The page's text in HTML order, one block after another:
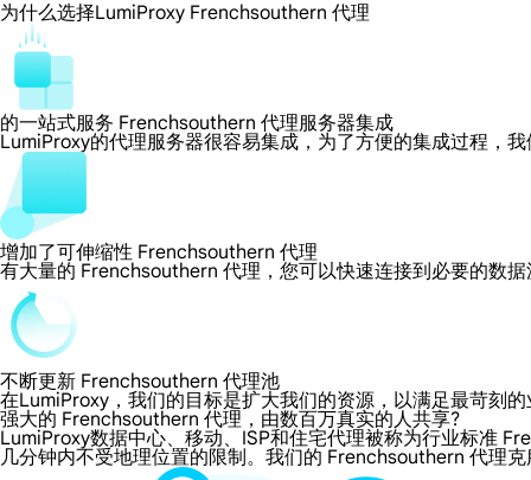
为什么选择LumiProxy Frenchsouthern 代理
的一站式服务 Frenchsouthern 代理服务器集成
LumiProxy的代理服务器很容易集成，为了方便的集成过程，
增加了可伸缩性 Frenchsouthern 代理
有大量的 Frenchsouthern 代理，您可以快速连接到必要的数
不断更新 Frenchsouthern 代理池
在LumiProxy，我们的目标是扩大我们的资源，以满足最苛刻
强大的 Frenchsouthern 代理，由数百万真实的人共享?
LumiProxy数据中心、移动、ISP和住宅代理被称为行业标准
几分钟内不受地理位置的限制。我们的 Frenchsouthern 代理